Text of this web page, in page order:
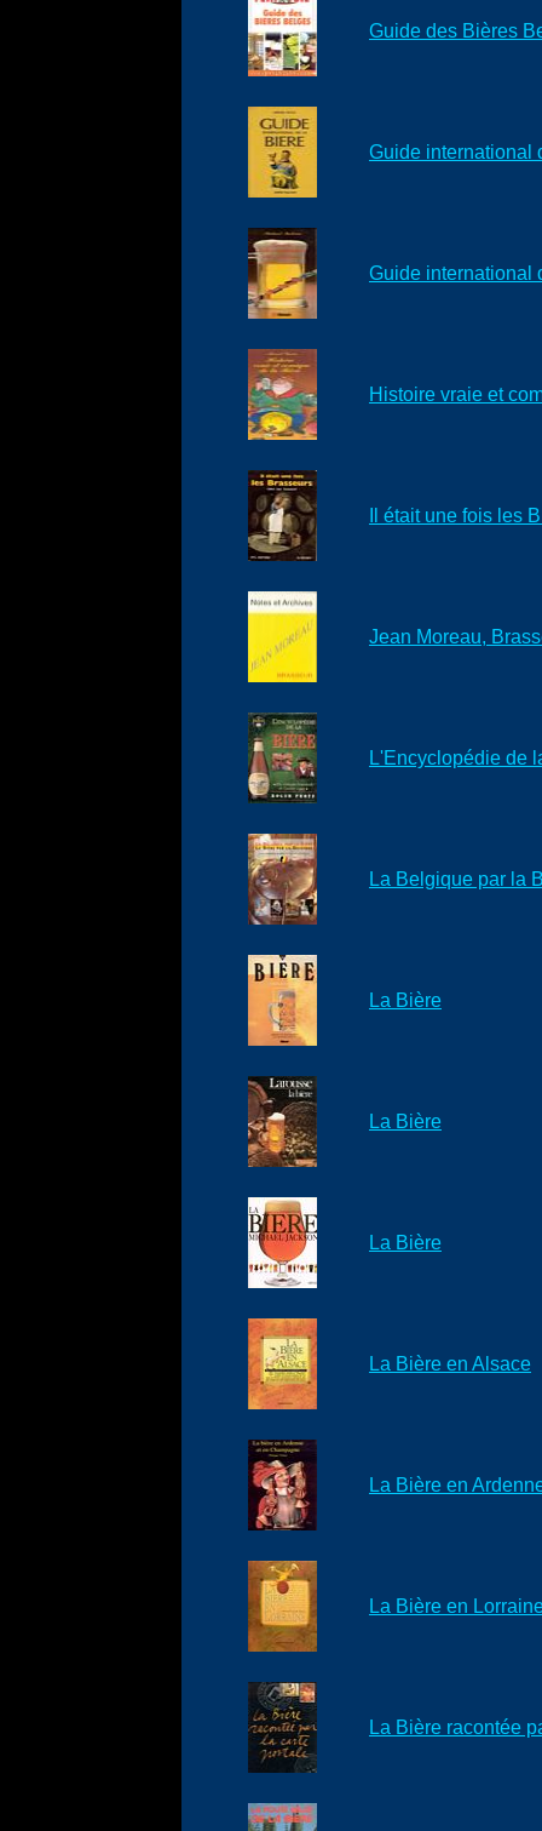
Guide des Bières
Guide international
Guide international
Histoire vraie et
Il était une fois les
Jean Moreau,
L'Encyclopédie de
La Belgique par la
La Bière
La Bière
La Bière
La Bière en Alsace
La Bière en
La Bière en
La Bière racontée